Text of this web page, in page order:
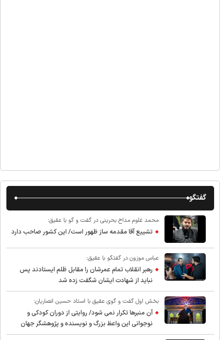
گفتگو
محمد غلوم مداح بحرینی در گفت و گو با عقیق:
تشییع آقا مقدمه ساز ظهور است/ این کشور صاحب دارد
عباس موزون در گفتگو با عقیق:
رهبر انقلاب تمام عمرشان را مقابل ظلم ایستادند پس
نباید از شهادت ایشان شگفت زده شد
بخش اول گفت و گوی عقیق با استاد حسین انصاریان:
آن منبرها تکرار نمی شود/ روایتی از دوران کودکی و
نوجوانی این واعظ بزرگ و نویسنده و پژوهشگر جهان
اسلام